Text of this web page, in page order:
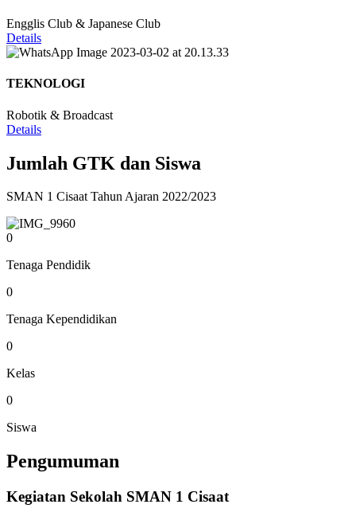
Engglis Club & Japanese Club
Details
TEKNOLOGI
Robotik & Broadcast
Details
Jumlah GTK dan Siswa
SMAN 1 Cisaat Tahun Ajaran 2022/2023
0
Tenaga Pendidik
0
Tenaga Kependidikan
0
Kelas
0
Siswa
Pengumuman
Kegiatan Sekolah SMAN 1 Cisaat